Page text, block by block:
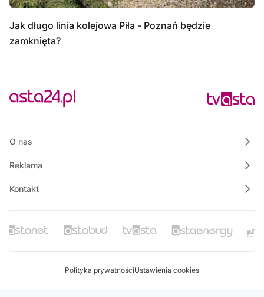
Jak długo linia kolejowa Piła - Poznań będzie
zamknięta?
O nas
Reklama
Kontakt
Polityka prywatnościUstawienia cookies